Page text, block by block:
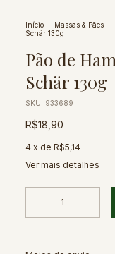
Início Massas & Pães
Schär 130g
Pão de
Schär 130g
SKU: 933689
R$18,90
4 x de R$5,14
Ver mais detalhes
Entregas para o CEP: